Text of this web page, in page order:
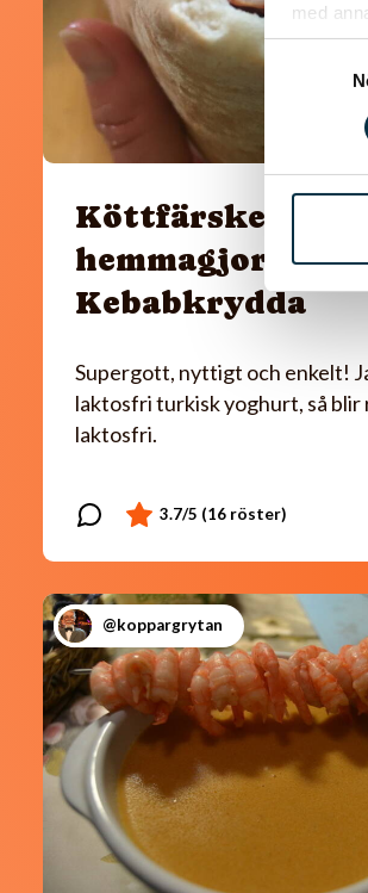
med
Samtyckesval
Köttfärskebab
hemmagjord
Kebabkrydda
Supergott, nyttigt och enkelt!
laktosfri turkisk yoghurt, så
laktosfri.
@koppargrytan